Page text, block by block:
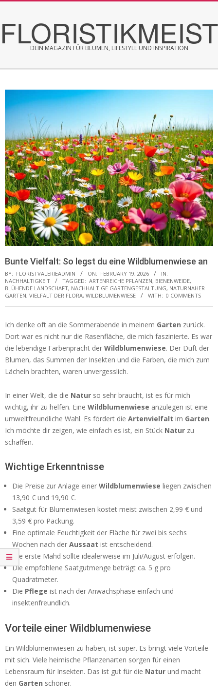
content
DEIN MAGAZIN FÜR BLUMEN, LIFESTYLE UND INSPIRATION
Bunte Vielfalt: So legst du eine Wildblumenwiese an
BY: FLORISTVALERIEADMIN ON: FEBRUARY 19, 2026
IN:
NACHHALTIGKEIT
TAGGED: ARTENREICHE PFLANZEN, BIENENWEIDE,
BLÜHENDE LANDSCHAFT, NACHHALTIGE GARTENGESTALTUNG, NATURNAHER
GARTEN, VIELFALT DER FLORA, WILDBLUMENWIESE WITH: 0 COMMENTS
Ich denke oft an die Sommerabende in meinem Garten zurück.
Dort war es nicht nur die Rasenfläche, die mich faszinierte. Es war
die lebendige Farbenpracht der Wildblumenwiese. Der Duft der
Blumen, das Summen der Insekten und die Farben, die mich zum
Lächeln brachten, waren unvergesslich.
In einer Welt, die die Natur so sehr braucht, ist es für mich
wichtig, ihr zu helfen. Eine Wildblumenwiese anzulegen ist eine
umweltfreundliche Wahl. Es fördert die Artenvielfalt im Garten.
Ich möchte dir zeigen, wie einfach es ist, ein Stück Natur zu
schaffen.
Wichtige Erkenntnisse
Die Preise zur Anlage einer Wildblumenwiese liegen zwischen
13,90 € und 19,90 €.
Saatgut für Blumenwiesen kostet meist zwischen 2,99 € und
3,59 € pro Packung.
Eine optimale Feuchtigkeit der Fläche für zwei bis sechs
Wochen nach der Aussaat ist entscheidend.
Die erste Mahd sollte idealerweise im Juli/August erfolgen.
Die empfohlene Saatgutmenge beträgt ca. 5 g pro
Quadratmeter.
Die Pflege ist nach der Anwachsphase einfach und
insektenfreundlich.
Vorteile einer Wildblumenwiese
Ein Wildblumenwiesen zu haben, ist super. Es bringt viele Vorteile
mit sich. Viele heimische Pflanzenarten sorgen für einen
Lebensraum für Insekten. Das ist gut für die Natur und macht
den Garten schöner.